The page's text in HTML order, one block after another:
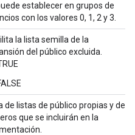
establecer en grupos de
con los valores 0, 1, 2 y 3.
la lista semilla de la
del público excluida.
de listas de público propias y de
que se incluirán en la